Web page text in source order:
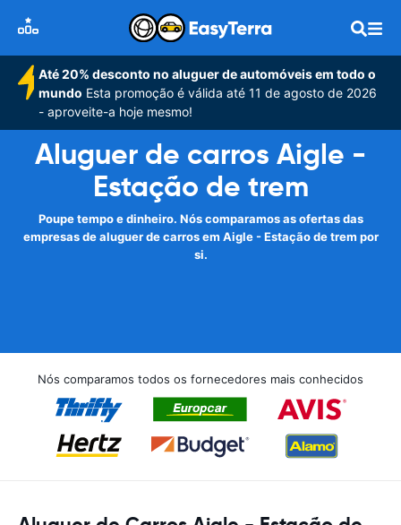
Até 20% desconto no aluguer de automóveis em todo o
mundo Esta promoção é válida até 11 de agosto de 2026
- aproveite-a hoje mesmo!
Aluguer de carros Aigle -
Estação de trem
Poupe tempo e dinheiro. Nós comparamos as ofertas das
empresas de aluguer de carros em Aigle - Estação de trem por
si.
Nós comparamos todos os fornecedores mais conhecidos